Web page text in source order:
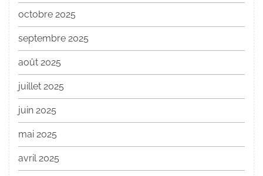
octobre 2025
septembre 2025
août 2025
juillet 2025
juin 2025
mai 2025
avril 2025